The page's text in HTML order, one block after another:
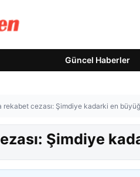
Güncel Haberler
rekabet cezası: Şimdiye kadarki en
Şimdiye